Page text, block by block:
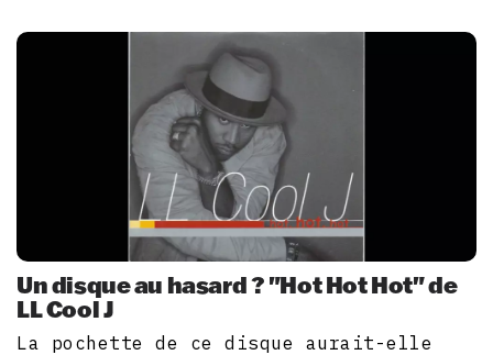
Un disque au hasard ? "Hot Hot Hot" de
LL Cool J
La pochette de ce disque aurait-elle